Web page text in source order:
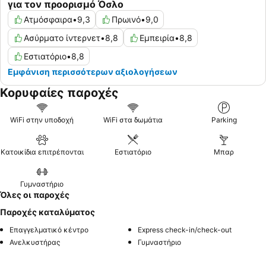
για τον προορισμό Όσλο
Ατμόσφαιρα•9,3 Πρωινό•9,0
Ασύρματο ίντερνετ•8,8 Εμπειρία•8,8
Εστιατόριο•8,8
Εμφάνιση περισσότερων αξιολογήσεων
Κορυφαίες παροχές
WiFi στην υποδοχή WiFi στα δωμάτια Parking
Κατοικίδια επιτρέπονται Εστιατόριο Μπαρ
Γυμναστήριο
Όλες οι παροχές
Παροχές καταλύματος
Επαγγελματικό κέντρο
Express check-in/check-out
Ανελκυστήρας
Γυμναστήριο